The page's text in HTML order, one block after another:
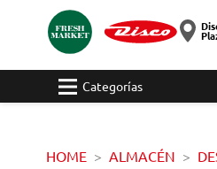
Categorías
HOME ALMACÉN